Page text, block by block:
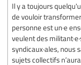
Il y a toujours
de vouloir
personne est un·e
veulent des
syndicaux·ales, nous
sujets collectifs